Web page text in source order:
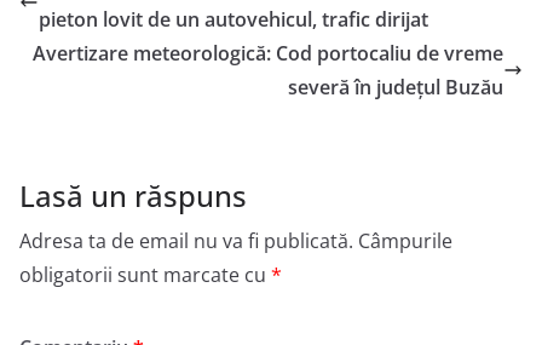
pieton lovit de un autovehicul, trafic dirijat
Avertizare meteorologică: Cod portocaliu de vreme
severă în județul Buzău
Lasă un răspuns
Adresa ta de email nu va fi publicată. Câmpurile
obligatorii sunt marcate cu *